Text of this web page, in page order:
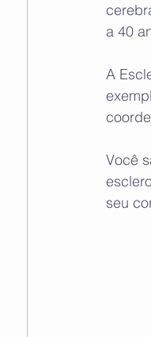
a 40
A
Você
seu